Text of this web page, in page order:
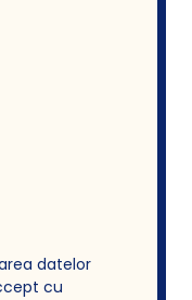
datelor
cu